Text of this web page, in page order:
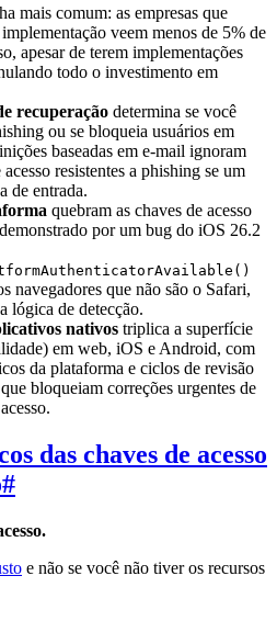
mais comum: as empresas que
veem menos de 5% de
apesar de terem implementações
todo o investimento em
recuperação determina se você
ou se bloqueia usuários em
baseadas em e-mail ignoram
resistentes a phishing se um
de entrada.
quebram as chaves de acesso
por um bug do iOS 26.2
navegadores que não são o Safari,
lógica de detecção.
nativos triplica a superfície
em web, iOS e Android, com
da plataforma e ciclos de revisão
bloqueiam correções urgentes de
das chaves de acesso
#
e não se você não tiver os recursos